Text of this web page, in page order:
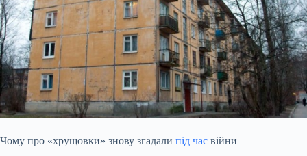
Чому про «хрущовки» знову згадали під час війни